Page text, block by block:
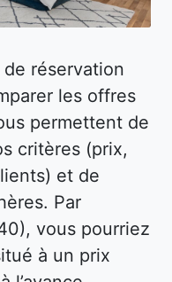
réservation
les offres
permettent de
critères (prix,
et de
Par
vous pourriez
à un prix